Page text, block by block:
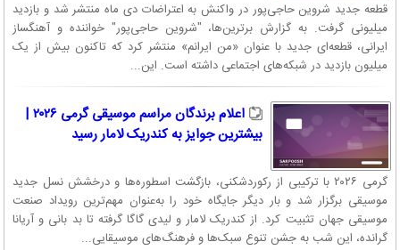
قطعه جدید شروین حاجی‌پور در واکنش به اعتراضات دی ماه منتشر شد و بازدید
میلیونی گرفت. به گزارش برترین‌ها، "شروین حاجی‌پور" خواننده و آهنگساز
ایرانی، قطعه‌ای جدید با عنوان «من ایرانم» منتشر کرد که تاکنون بیش از یک
میلیون بازدید در شبکه‌های اجتماعی داشته است. این...
اعلام برندگان مراسم موسیقی گرمی ۲۰۲۶ |
بیشترین جوایز به کندریک لامار رسید
گرمی ۲۰۲۶ با ترکیبی از رکوردشکنی، بازگشت اسطوره‌ها و درخشش نسل جدید
موسیقی برگزار شد و بار دیگر جایگاه خود را به‌عنوان مهم‌ترین رویداد صنعت
موسیقی جهان تثبیت کرد. از کندریک لامار و لیدی گاگا گرفته تا بد بانی و آریانا
گرانده، این شب به جشن تنوع سبک‌ها و فرهنگ‌های موسیقایی...